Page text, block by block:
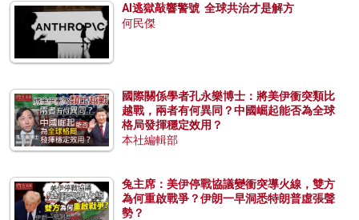
AI逃獄敲響警號 全球共治才是解方
何民傑
國際關係學者孔永樂博士：將美伊衝突類比
越戰，兩者有何異同？中國崛起能否為全球
格局發揮穩定效用？
本社編輯部
兔主席：美伊停戰協議變衝突導火線，雙方
為何重啟戰爭？伊朗一早洞悉特朗普虛張聲
勢？